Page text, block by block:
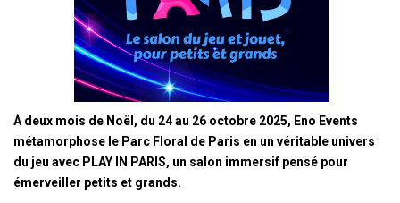
À deux mois de Noël, du 24 au 26 octobre 2025, Eno Events
métamorphose le Parc Floral de Paris en un véritable univers
du jeu avec PLAY IN PARIS, un salon immersif pensé pour
émerveiller petits et grands.